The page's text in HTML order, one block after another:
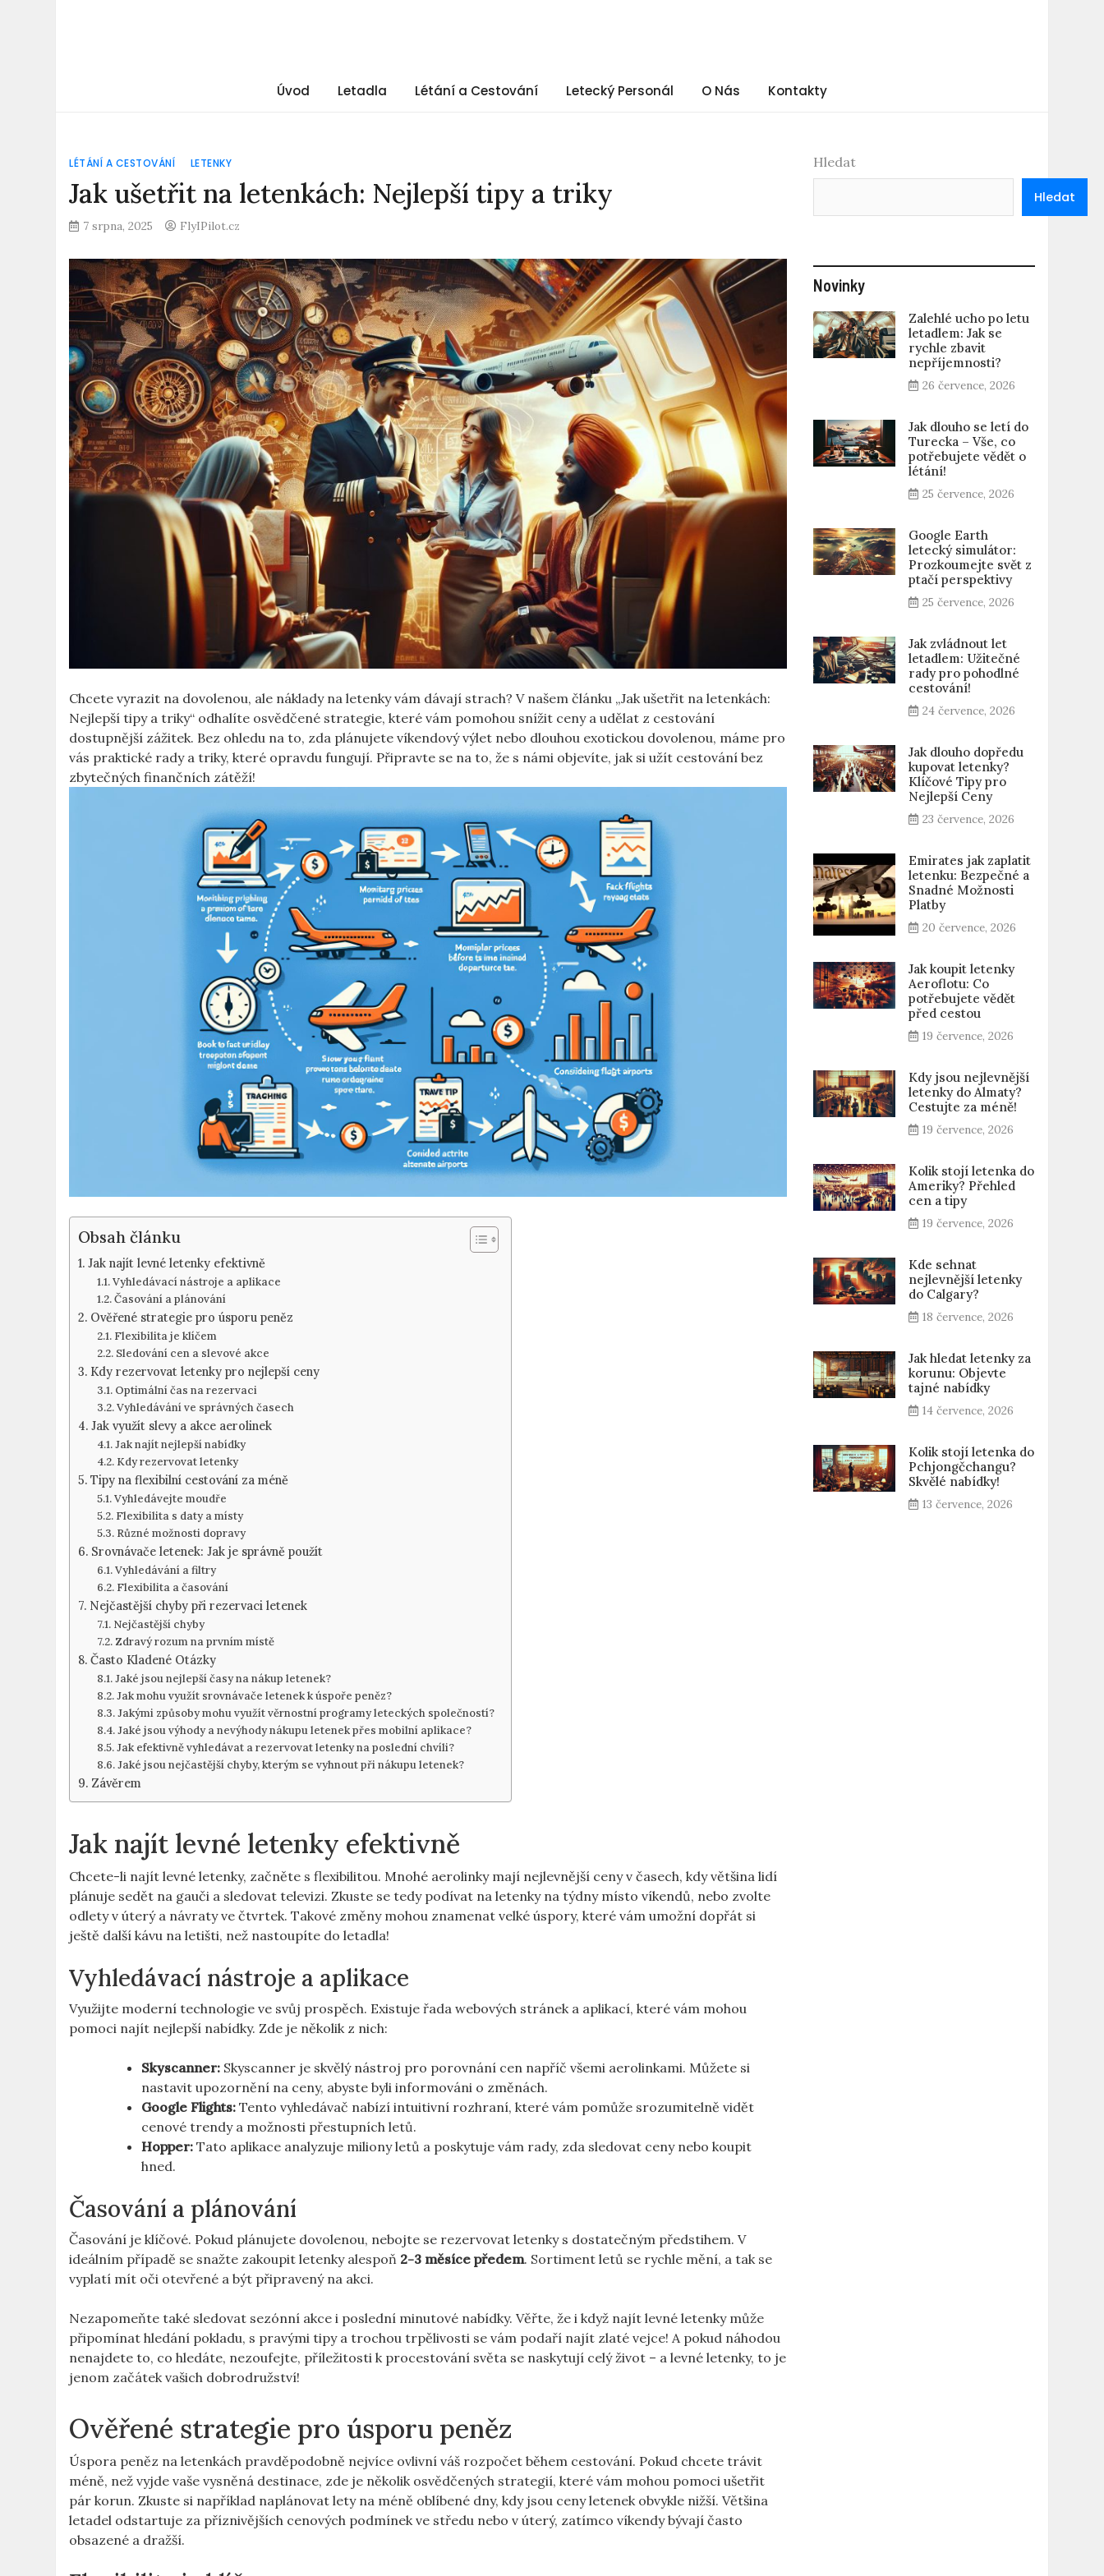
Úvod Letadla Létání a Cestování Letecký Personál O Nás Kontakty
LÉTÁNÍ A CESTOVÁNÍ LETENKY
Jak ušetřit na letenkách: Nejlepší tipy a triky
7 srpna, 2025 FlyIPilot.cz
Chcete vyrazit na dovolenou, ale náklady na letenky vám dávají‌ strach? V našem článku „Jak ušetřit na‍ letenkách:​
Nejlepší tipy a⁢ triky“ odhalíte osvědčené strategie, které vám pomohou snížit ceny a udělat z cestování
dostupnější zážitek. Bez ohledu na to, zda plánujete víkendový výlet nebo dlouhou exotickou dovolenou, máme pro
‍vás praktické rady⁢ a triky, které opravdu fungují. Připravte se na to, že s námi objevíte, jak si užít cestování bez
⁢zbytečných finančních zátěží!
Obsah článku
Jak najít levné letenky⁢ efektivně
Vyhledávací nástroje a aplikace
Časování a plánování
Ověřené strategie pro úsporu peněz
Flexibilita‌ je klíčem
Sledování cen a slevové⁢ akce
Kdy rezervovat letenky pro nejlepší ceny
Optimální čas na rezervaci
Vyhledávání ve správných časech
Jak využít slevy a akce aerolinek
Jak najít nejlepší nabídky
Kdy rezervovat letenky
Tipy na flexibilní cestování za méně
Vyhledávejte moudře
Flexibilita s daty a místy
Různé možnosti dopravy
Srovnávače letenek: Jak je správně použít
Vyhledávání a filtry
Flexibilita a časování
Nejčastější chyby při rezervaci letenek
Nejčastější chyby
Zdravý⁤ rozum na prvním místě
Často‍ Kladené ⁤Otázky
Jaké jsou nejlepší časy na​ nákup letenek?
Jak mohu využít srovnávače ‍letenek k úspoře peněz?
Jakými‌ způsoby⁣ mohu využít věrnostní programy leteckých společností?
Jaké jsou výhody a nevýhody nákupu letenek přes mobilní aplikace?
Jak efektivně vyhledávat a rezervovat letenky ⁣na poslední ⁤chvíli?
Jaké jsou ‍nejčastější chyby, kterým se vyhnout při nákupu letenek?
Závěrem
Jak najít levné letenky⁢ efektivně
Chcete-li najít levné ⁢letenky, začněte s flexibilitou. Mnohé aerolinky⁢ mají nejlevnější ceny v časech, kdy většina lidí
plánuje sedět na gauči⁢ a sledovat‌ televizi. Zkuste‌ se tedy podívat na letenky na týdny místo víkendů, nebo zvolte
odlety v úterý a návraty ⁤ve čtvrtek. Takové změny mohou znamenat velké úspory, které vám umožní ⁤dopřát si
ještě další kávu na letišti, než nastoupíte do letadla!
Vyhledávací nástroje a aplikace
Využijte moderní technologie ve svůj prospěch.‌ Existuje řada webových stránek a aplikací, které vám mohou
pomoci najít nejlepší‍ nabídky.⁤ Zde je několik z nich:
Skyscanner: Skyscanner ⁤je skvělý nástroj pro porovnání cen napříč všemi ‌aerolinkami. Můžete si
nastavit upozornění na ceny, abyste byli informováni o změnách.
Google Flights: Tento vyhledávač nabízí intuitivní rozhraní, které vám pomůže srozumitelně vidět ​
cenové ⁣trendy a možnosti přestupních ⁢letů.
Hopper: Tato aplikace analyzuje miliony letů a poskytuje vám rady,​ zda sledovat ceny nebo koupit‍
hned.
Časování a plánování
Časování je klíčové. Pokud plánujete‍ dovolenou, nebojte se rezervovat letenky s dostatečným předstihem. V‌
ideálním případě se snažte zakoupit letenky alespoň 2-3 měsíce předem. Sortiment letů se rychle mění, a⁤ tak se
vyplatí mít oči otevřené a být​ připravený‍ na akci.
Nezapomeňte také sledovat sezónní akce i poslední minutové nabídky. Věřte, že i když najít ‌levné letenky může
připomínat hledání pokladu, s pravými tipy a trochou trpělivosti se vám podaří najít zlaté vejce! A pokud‍ náhodou
nenajdete to, co hledáte, nezoufejte, příležitosti k procestování světa se naskytují celý život – a ⁣levné letenky, to je
jenom začátek vašich dobrodružství!
Ověřené strategie pro úsporu peněz
Úspora peněz na letenkách pravděpodobně nejvíce ovlivní‌ váš rozpočet během cestování. Pokud chcete trávit
méně, než vyjde vaše ⁣vysněná destinace, zde je několik osvědčených strategií, které vám mohou pomoci ušetřit
pár korun. Zkuste si například naplánovat lety na méně oblíbené dny, ⁢kdy jsou ceny letenek obvykle ⁣nižší. Většina
letadel‍ odstartuje za příznivějších cenových podmínek ve středu nebo v úterý, ‌zatímco‍ víkendy bývají často
obsazené a dražší.
Hledat
Hledat
Novinky
Zalehlé ucho po letu
letadlem: Jak se
rychle zbavit
nepříjemnosti?
26 července, 2026
Jak dlouho se letí do
Turecka – Vše, co
potřebujete vědět o
létání!
25 července, 2026
Google Earth
letecký simulátor:
Prozkoumejte svět z
ptačí perspektivy
25 července, 2026
Jak zvládnout let
letadlem: Užitečné
rady pro pohodlné
cestování!
24 července, 2026
Jak dlouho dopředu
kupovat letenky?
Klíčové Tipy pro
Nejlepší Ceny
23 července, 2026
Emirates jak zaplatit
letenku: Bezpečné a
Snadné Možnosti
Platby
20 července, 2026
Jak koupit letenky
Aeroflotu: Co
potřebujete vědět
před cestou
19 července, 2026
Kdy jsou nejlevnější
letenky do Almaty?
Cestujte za méně!
19 července, 2026
Kolik stojí letenka do
Ameriky? Přehled
cen a tipy
19 července, 2026
Kde sehnat
nejlevnější letenky
do Calgary?
18 července, 2026
Jak hledat letenky za
korunu: Objevte
tajné nabídky
14 července, 2026
Kolik stojí letenka do
Pchjongčchangu?
Skvělé nabídky!
13 července, 2026